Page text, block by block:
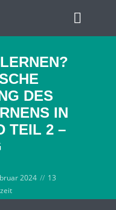
DES
IN
TEIL 2 –
2024
13